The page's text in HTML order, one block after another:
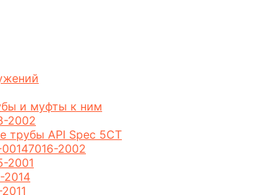
и муфты к ним
2002
трубы API Spec 5CT
2002
2001
2014